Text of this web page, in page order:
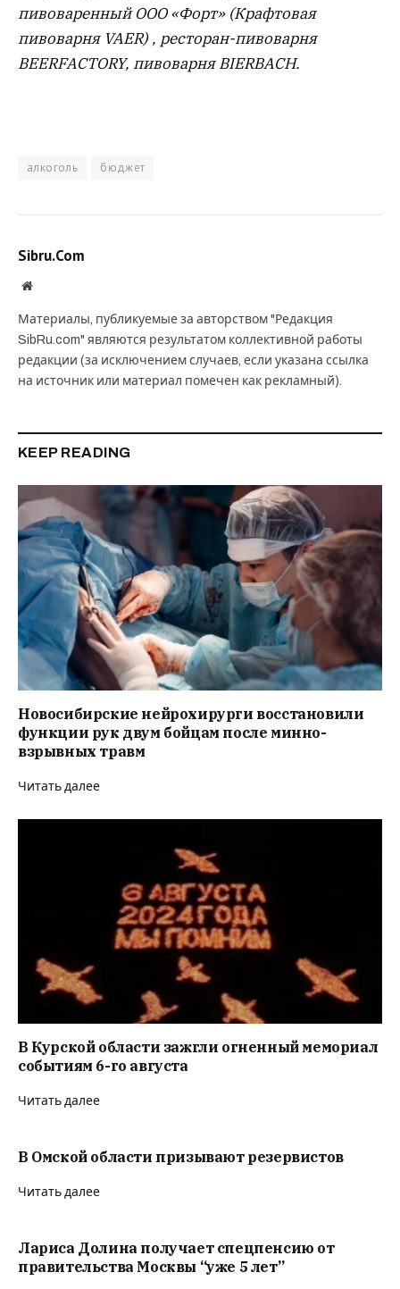
пивоваренный ООО «Форт» (Крафтовая
пивоварня VAER) , ресторан-пивоварня
BEERFACTORY, пивоварня BIERBACH.
алкоголь бюджет
Sibru.Com
Website
Материалы, публикуемые за авторством "Редакция
SibRu.com" являются результатом коллективной работы
редакции (за исключением случаев, если указана ссылка
на источник или материал помечен как рекламный).
KEEP READING
Новосибирские нейрохирурги восстановили
функции рук двум бойцам после минно-
взрывных травм
Читать далее
В Курской области зажгли огненный мемориал
событиям 6-го августа
Читать далее
В Омской области призывают резервистов
Читать далее
Лариса Долина получает спецпенсию от
правительства Москвы “уже 5 лет”